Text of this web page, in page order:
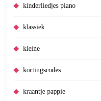
kinderliedjes piano
klassiek
kleine
kortingscodes
kraantje pappie